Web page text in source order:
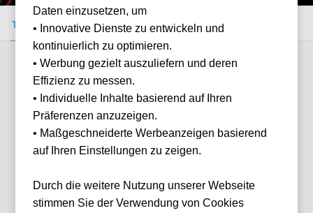
Tickets kaufen Event-Info FAQ
Verfügbare Kategorien (1)
Daten einzusetzen, um
• Innovative Dienste zu entwickeln und
kontinuierlich zu optimieren.
• Werbung gezielt auszuliefern und deren
Effizienz zu messen.
• Individuelle Inhalte basierend auf Ihren
Präferenzen anzuzeigen.
• Maßgeschneiderte Werbeanzeigen basierend
auf Ihren Einstellungen zu zeigen.
Durch die weitere Nutzung unserer Webseite
stimmen Sie der Verwendung von Cookies